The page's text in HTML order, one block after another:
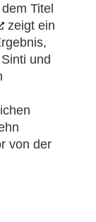
Titel
zeigt ein
und
von der